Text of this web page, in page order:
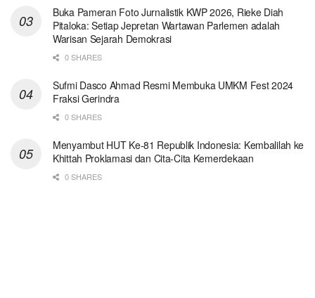
Buka Pameran Foto Jurnalistik KWP 2026, Rieke Diah
Pitaloka: Setiap Jepretan Wartawan Parlemen adalah
Warisan Sejarah Demokrasi
0 SHARES
Sufmi Dasco Ahmad Resmi Membuka UMKM Fest 2024
Fraksi Gerindra
0 SHARES
Menyambut HUT Ke-81 Republik Indonesia: Kembalilah ke
Khittah Proklamasi dan Cita-Cita Kemerdekaan
0 SHARES